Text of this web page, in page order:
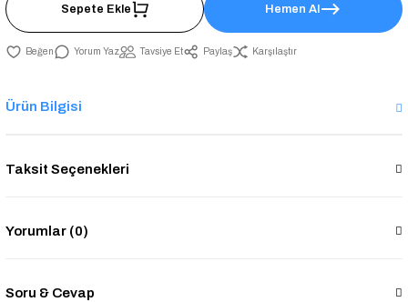
Sepete Ekle Hemen Al
Yorum Yaz Tavsiye Et Paylaş Karşılaştır
Ürün Bilgisi
Taksit Seçenekleri
Yorumlar (0)
Soru & Cevap